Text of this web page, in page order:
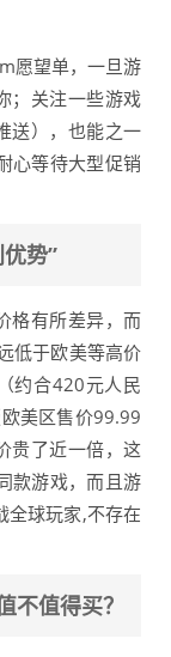
愿望单，一旦游
；关注一些游戏
送），也能之一
心等待大型促销
势”
格有所差异，而
低于欧美等高价
约合420元人民
美区售价99.99
贵了近一倍，这
款游戏，而且游
全球玩家,不存在
不值得买？